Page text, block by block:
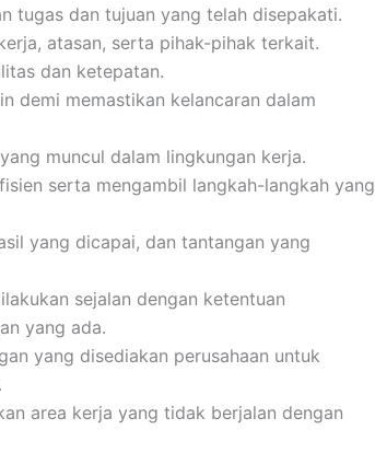
tugas dan tujuan yang telah disepakati.
atasan, serta pihak-pihak terkait.
dan ketepatan.
demi memastikan kelancaran dalam
muncul dalam lingkungan kerja.
serta mengambil langkah-langkah yang
yang dicapai, dan tantangan yang
sejalan dengan ketentuan
yang ada.
yang disediakan perusahaan untuk
area kerja yang tidak berjalan dengan